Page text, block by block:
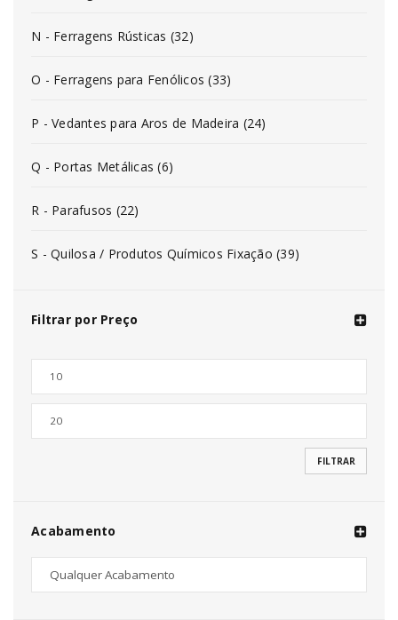
N - Ferragens Rústicas (32)
O - Ferragens para Fenólicos (33)
P - Vedantes para Aros de Madeira (24)
Q - Portas Metálicas (6)
R - Parafusos (22)
S - Quilosa / Produtos Químicos Fixação (39)
Filtrar por Preço
FILTRAR
Acabamento